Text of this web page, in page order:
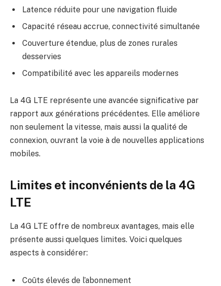
Latence réduite pour une navigation fluide
Capacité réseau accrue, connectivité simultanée
Couverture étendue, plus de zones rurales
desservies
Compatibilité avec les appareils modernes
La 4G LTE représente une avancée significative par
rapport aux générations précédentes. Elle améliore
non seulement la vitesse, mais aussi la qualité de
connexion, ouvrant la voie à de nouvelles applications
mobiles.
Limites et inconvénients de la 4G
LTE
La 4G LTE offre de nombreux avantages, mais elle
présente aussi quelques limites. Voici quelques
aspects à considérer:
Coûts élevés de l’abonnement